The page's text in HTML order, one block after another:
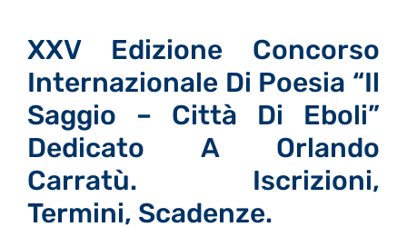
XXV Edizione Concorso
Internazionale Di Poesia “Il
Saggio – Città Di Eboli”
Dedicato A Orlando
Carratù. Iscrizioni,
Termini, Scadenze.